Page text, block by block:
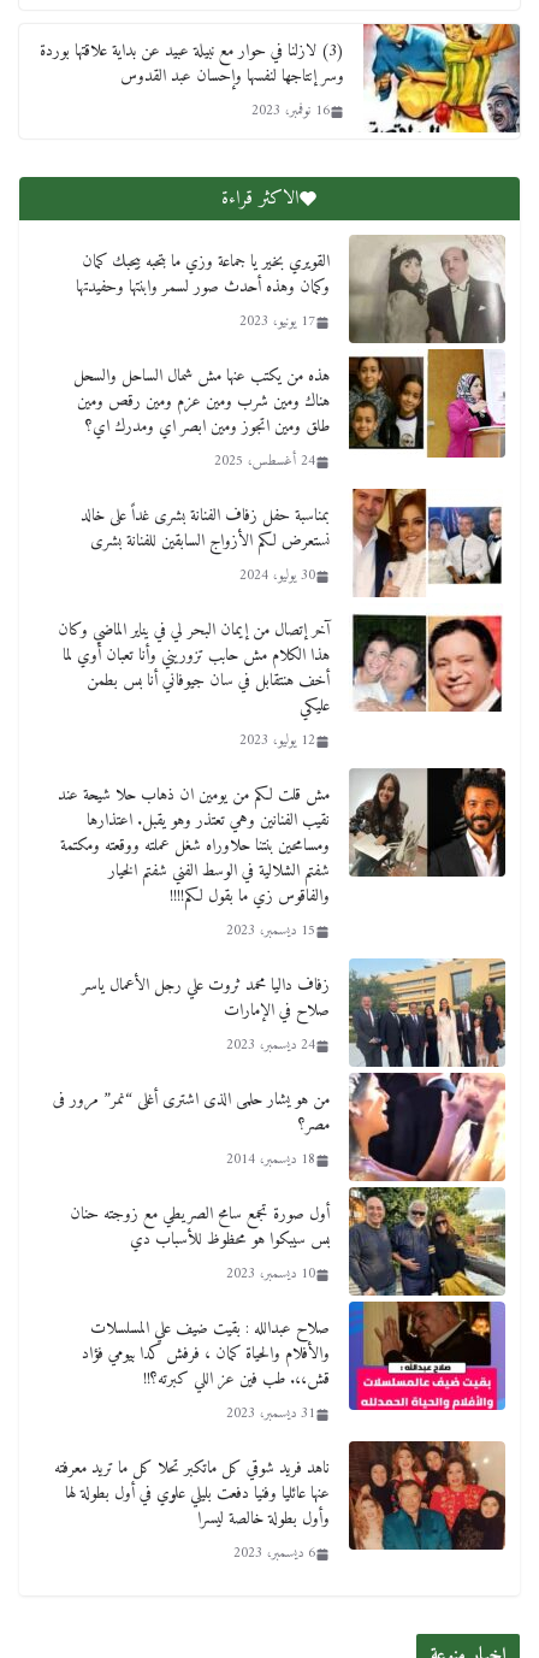
(3) لازلنا في حوار مع نبيلة عبيد عن بداية علاقتها بوردة
وسر إنتاجها لنفسها وإحسان عبد القدوس
16 نوفمبر، 2023
الاكثر قراءة
القويري بخير يا جماعة وزي ما بتحبه بيحبك كمان
وكمان وهذه أحدث صور لسمر وابنتها وحفيدتها
17 يونيو، 2023
هذه من يكتب عنها مش شمال الساحل والسحل
هناك ومين شرب ومين عزم ومين رقص ومين
طلق ومين اتجوز ومين ابصر اي ومدرك اي؟
24 أغسطس، 2025
بمناسبة حفل زفاف الفنانة بشرى غداً على خالد
نستعرض لكم الأزواج السابقين للفنانة بشرى
30 يوليو، 2024
آخر إتصال من إيمان البحر لي في يناير الماضي وكان
هذا الكلام مش حابب تزوريني وأنا تعبان أوي لما
أخف هنتقابل في سان جيوفاني أنا بس بطمن
عليكي
12 يوليو، 2023
مش قلت لكم من يومين ان ذهاب حلا شيحة عند
نقيب الفنانين وهي تعتذر وهو يقبل. اعتذارها
ومسامحين بنتنا حلاوراه شغل عملته ووقعته ومكتمة
شفتم الشلالية في الوسط الفني شفتم الخيار
والفاقوس زي ما بقول لكم!!!!
15 ديسمبر، 2023
زفاف داليا محمد ثروت علي رجل الأعمال ياسر
صلاح في الإمارات
24 ديسمبر، 2023
من هو يشار حلمى الذى اشترى أغلى “نمر” مرور فى
مصر؟
18 ديسمبر، 2014
أول صورة تجمع سامح الصريطي مع زوجته حنان
بس سيبكوا هو محظوظ للأسباب دي
10 ديسمبر، 2023
صلاح عبدالله : بقيت ضيف علي المسلسلات
والأفلام والحياة كمان ، فرفش كدا بيومي فؤاد
قش،،. طب فين عز اللي كبرته؟!!
31 ديسمبر، 2023
ناهد فريد شوقي كل ماتكبر تحلا كل ما تريد معرفته
عنها عائليا وفنيا دفعت بليلي علوي في أول بطولة لها
وأول بطولة خالصة ليسرا
6 ديسمبر، 2023